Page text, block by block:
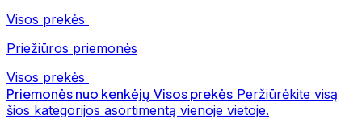
Visos prekės
Priežiūros priemonės
Visos prekės
Priemonės nuo kenkėjų Visos prekės Peržiūrėkite visą
šios kategorijos asortimentą vienoje vietoje.